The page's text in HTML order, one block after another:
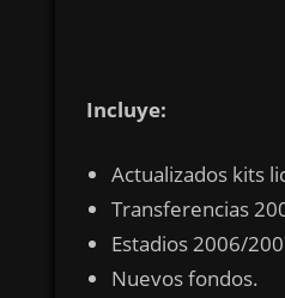
Incluye:
Actualizados kits
Transferencias
Estadios 2006/
Nuevos fondos.